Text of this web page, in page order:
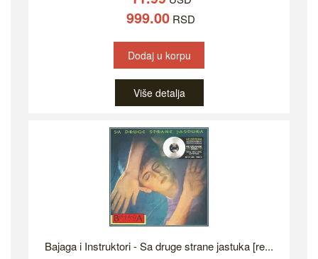
999.00 RSD
Dodaj u korpu
Više detalja
Bajaga i Instruktori - Sa druge strane jastuka [re...